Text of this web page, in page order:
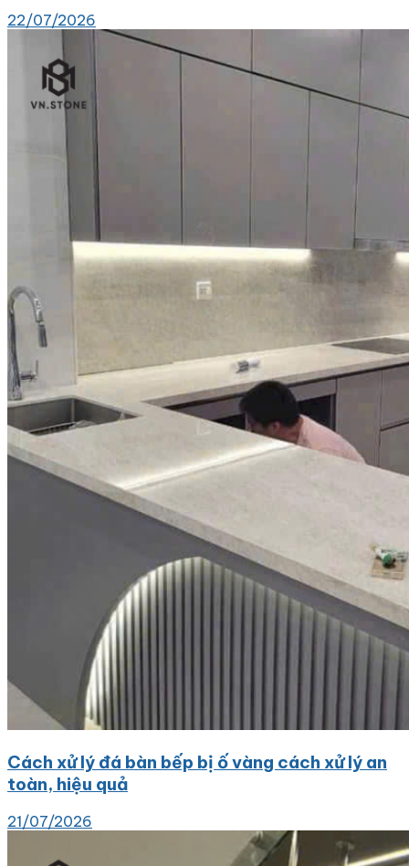
22/07/2026
Cách xử lý đá bàn bếp bị ố vàng cách xử lý an
toàn, hiệu quả
21/07/2026